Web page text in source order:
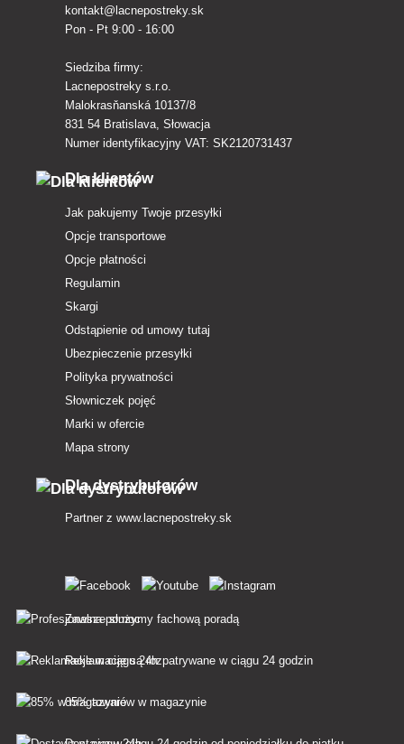
kontakt@lacnepostreky.sk
Pon - Pt 9:00 - 16:00
Siedziba firmy:
Lacnepostreky s.r.o.
Malokrasňanská 10137/8
831 54 Bratislava, Słowacja
Numer identyfikacyjny VAT: SK2120731437
Dla klientów
Jak pakujemy Twoje przesyłki
Opcje transportowe
Opcje płatności
Regulamin
Skargi
Odstąpienie od umowy tutaj
Ubezpieczenie przesyłki
Polityka prywatności
Słowniczek pojęć
Marki w ofercie
Mapa strony
Dla dystrybutorów
Partner z www.lacnepostreky.sk
Zawsze służymy fachową poradą
Reklamacje są rozpatrywane w ciągu 24 godzin
85% towarów w magazynie